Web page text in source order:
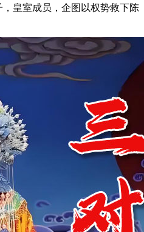
皇室成员，企图以权势救下陈